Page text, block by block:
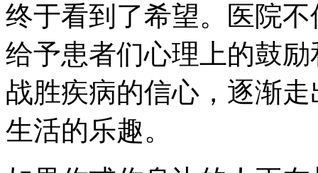
终于看到了希望。医院
给予患者们心理上的鼓
战胜疾病的信心，逐渐
生活的乐趣。